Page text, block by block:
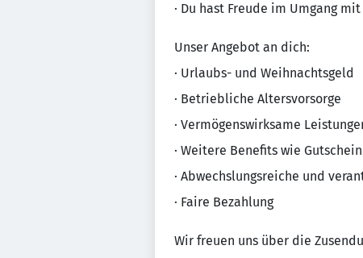
· Du hast Freude im Umgang
Unser Angebot an dich:
· Urlaubs- und Weihnachtsgeld
· Betriebliche Altersvorsorge
· Vermögenswirksame
· Weitere Benefits wie
· Abwechslungsreiche und
· Faire Bezahlung
Wir freuen uns über die